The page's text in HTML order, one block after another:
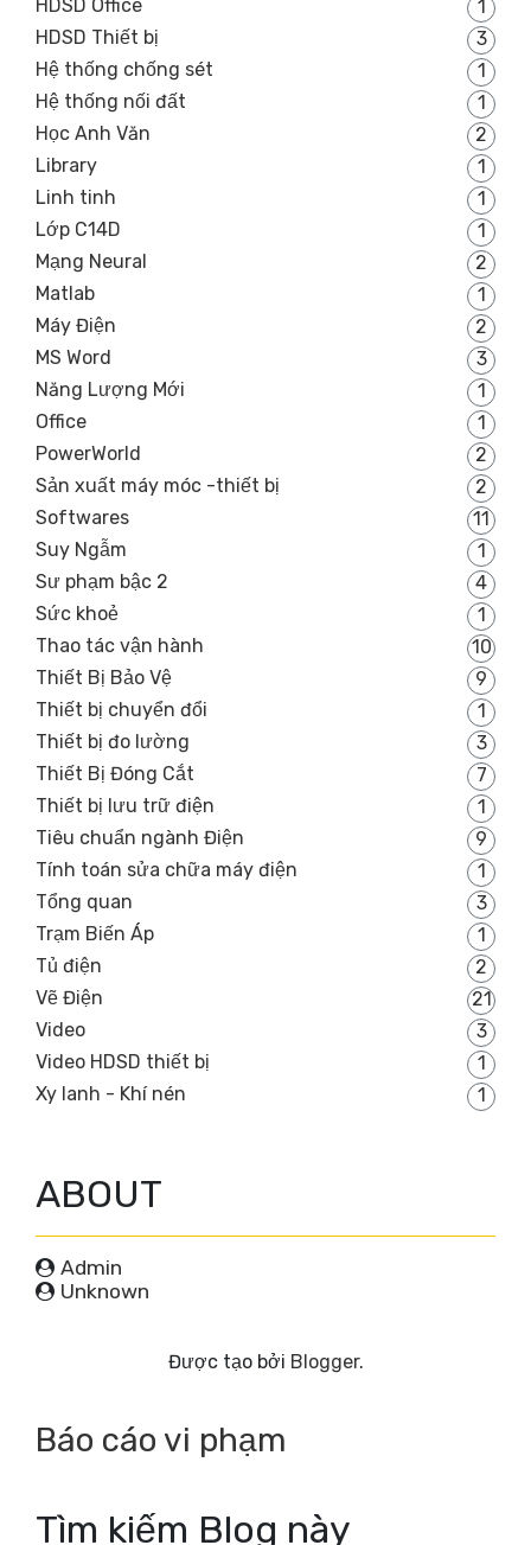
HDSD Office
1
HDSD Thiết bị
3
Hệ thống chống sét
1
Hệ thống nối đất
1
Học Anh Văn
2
Library
1
Linh tinh
1
Lớp C14D
1
Mạng Neural
2
Matlab
1
Máy Điện
2
MS Word
3
Năng Lượng Mới
1
Office
1
PowerWorld
2
Sản xuất máy móc -thiết bị
2
Softwares
11
Suy Ngẫm
1
Sư phạm bậc 2
4
Sức khoẻ
1
Thao tác vận hành
10
Thiết Bị Bảo Vệ
9
Thiết bị chuyển đổi
1
Thiết bị đo lường
3
Thiết Bị Đóng Cắt
7
Thiết bị lưu trữ điện
1
Tiêu chuẩn ngành Điện
9
Tính toán sửa chữa máy điện
1
Tổng quan
3
Trạm Biến Áp
1
Tủ điện
2
Vẽ Điện
21
Video
3
Video HDSD thiết bị
1
Xy lanh - Khí nén
1
ABOUT
Admin
Unknown
Được tạo bởi Blogger.
Báo cáo vi phạm
Tìm kiếm Blog này